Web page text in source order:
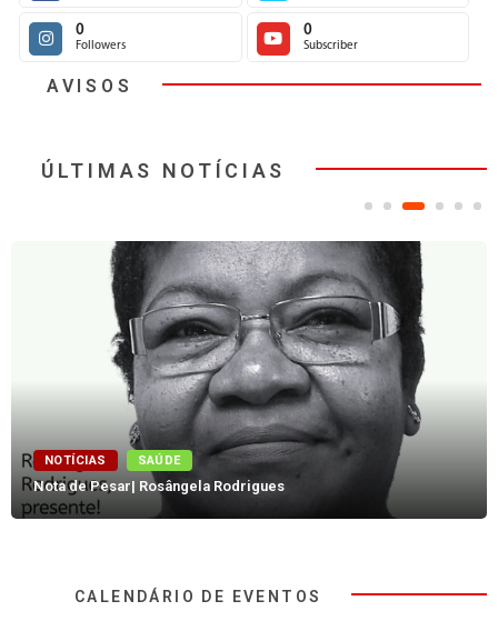
0
Followers
0
Subscriber
AVISOS
ÚLTIMAS NOTÍCIAS
NOTÍCIAS SAÚDE
Nota de Pesar| Rosângela Rodrigues
CALENDÁRIO DE EVENTOS